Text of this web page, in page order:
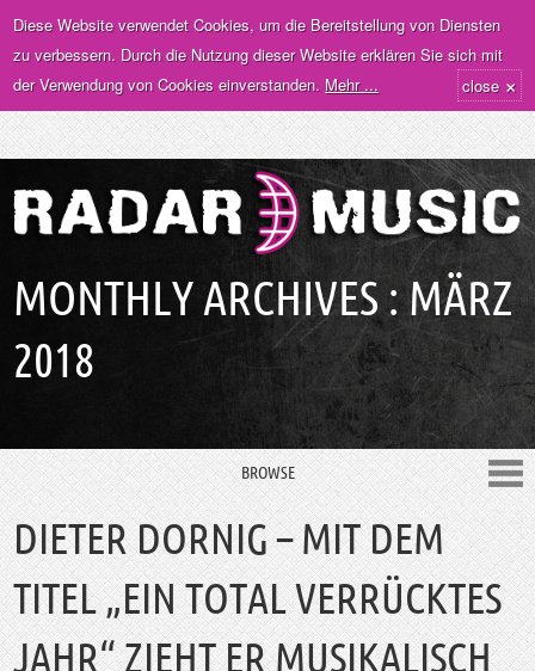
Diese Website verwendet Cookies, um die Bereitstellung von Diensten
zu verbessern. Durch die Nutzung dieser Website erklären Sie sich mit
der Verwendung von Cookies einverstanden. Mehr ... close ×
MONTHLY ARCHIVES :MÄRZ
2018
BROWSE
DIETER DORNIG – MIT DEM
TITEL „EIN TOTAL VERRÜCKTES
JAHR“ ZIEHT ER MUSIKALISCH